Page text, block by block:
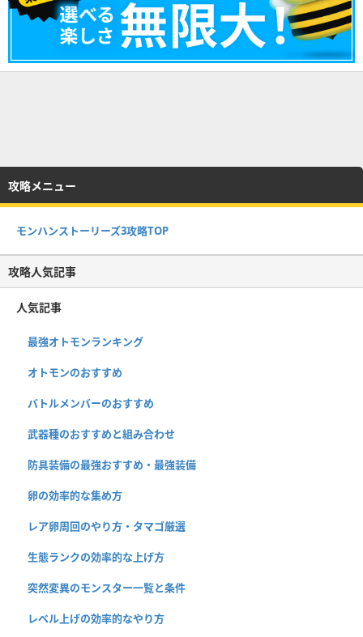
攻略メニュー
モンハンストーリーズ3攻略TOP
攻略人気記事
人気記事
最強オトモンランキング
オトモンのおすすめ
バトルメンバーのおすすめ
武器種のおすすめと組み合わせ
防具装備の最強おすすめ・最強装備
卵の効率的な集め方
レア卵周回のやり方・タマゴ厳選
生態ランクの効率的な上げ方
突然変異のモンスター一覧と条件
レベル上げの効率的なやり方